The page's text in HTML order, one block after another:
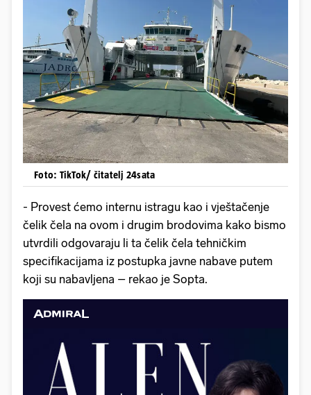
Foto: TikTok/ čitatelj 24sata
- Provest ćemo internu istragu kao i vještačenje
čelik čela na ovom i drugim brodovima kako bismo
utvrdili odgovaraju li ta čelik čela tehničkim
specifikacijama iz postupka javne nabave putem
koji su nabavljena – rekao je Sopta.